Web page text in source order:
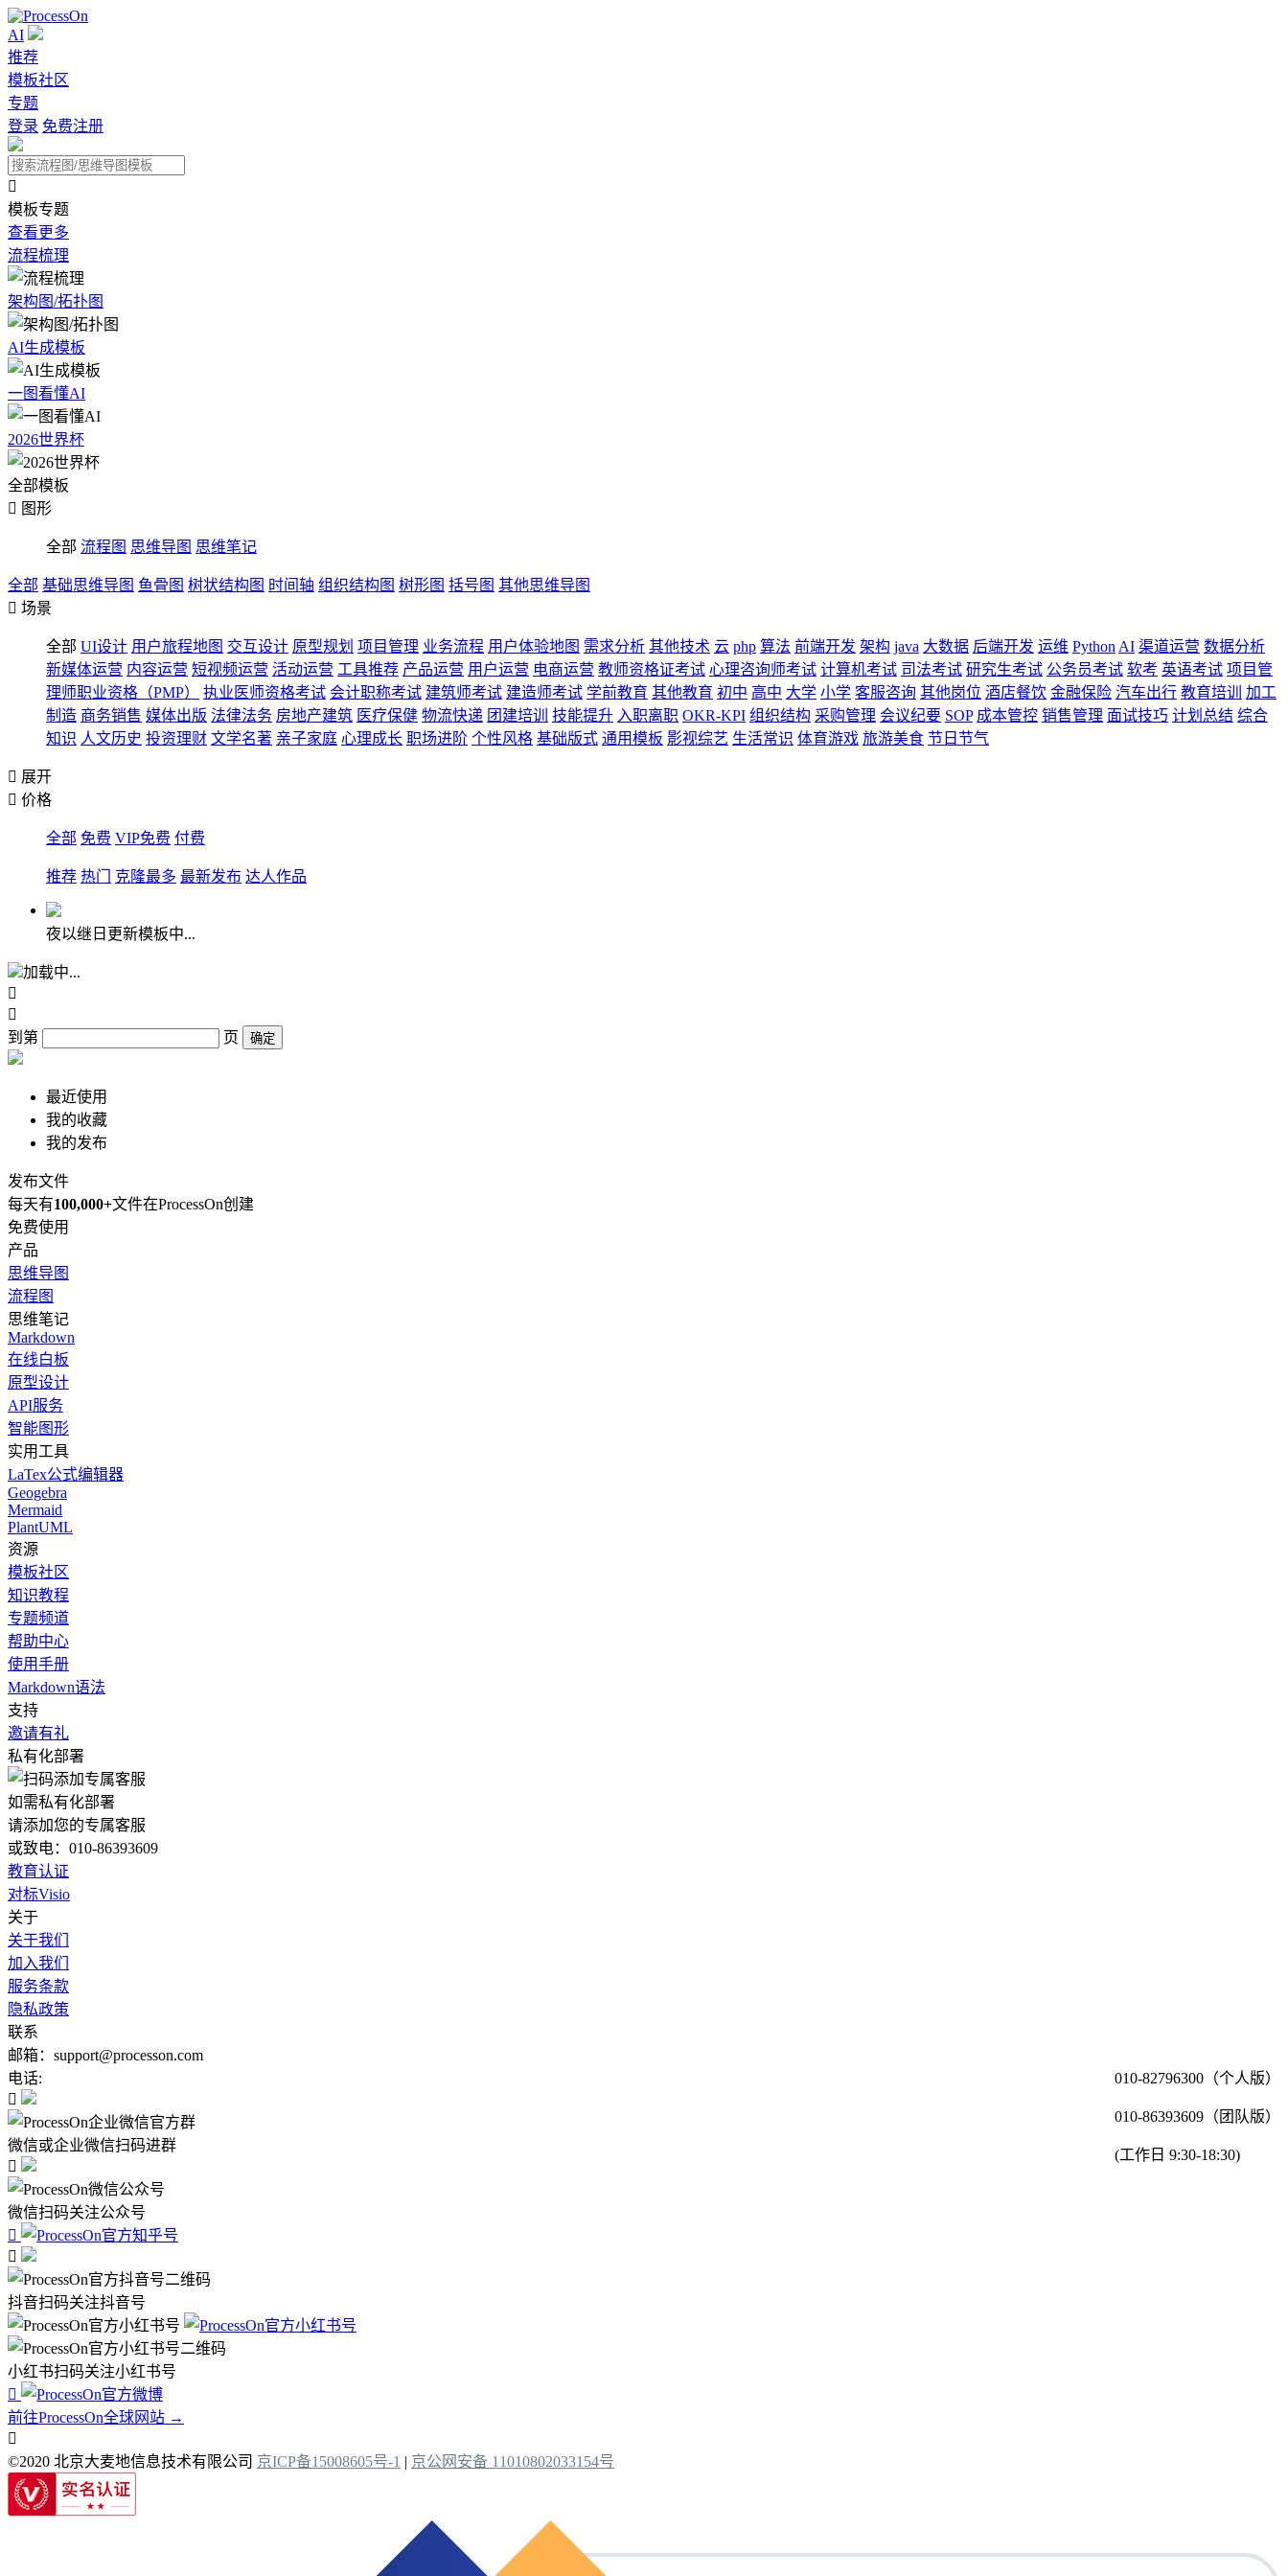
AI
推荐
模板社区
专题
登录 免费注册

模板专题
查看更多
流程梳理
架构图/拓扑图
AI生成模板
一图看懂AI
2026世界杯
全部模板
 图形
全部 流程图 思维导图 思维笔记
全部 基础思维导图 鱼骨图 树状结构图 时间轴 组织结构图 树形图 括号图 其他思维导图
 场景
全部 UI设计 用户旅程地图 交互设计 原型规划 项目管理 业务流程 用户体验地图 需求分析 其他技术 云 php 算法 前端开发 架构 java 大数据 后端开发 运维 Python AI 渠道运营 数据分析
新媒体运营 内容运营 短视频运营 活动运营 工具推荐 产品运营 用户运营 电商运营 教师资格证考试 心理咨询师考试 计算机考试 司法考试 研究生考试 公务员考试 软考 英语考试 项目管
理师职业资格（PMP）
执业医师资格考试 会计职称考试 建筑师考试 建造师考试 学前教育 其他教育 初中 高中 大学 小学 客服咨询 其他岗位 酒店餐饮 金融保险 汽车出行 教育培训
加工
制造 商务销售 媒体出版 法律法务 房地产建筑 医疗保健 物流快递 团建培训 技能提升 入职离职 OKR-KPI 组织结构 采购管理 会议纪要 SOP 成本管控 销售管理 面试技巧 计划总结 综合
知识 人文历史 投资理财 文学名著 亲子家庭 心理成长 职场进阶 个性风格 基础版式 通用模板 影视综艺 生活常识 体育游戏 旅游美食 节日节气
 展开
 价格
全部 免费 VIP免费 付费
推荐 热门 克隆最多 最新发布 达人作品
夜以继日更新模板中...
加载中...


到第
页 确定
最近使用
我的收藏
我的发布
发布文件
每天有100,000+文件在ProcessOn创建
免费使用
产品
思维导图
流程图
思维笔记
Markdown
在线白板
原型设计
API服务
智能图形
实用工具
LaTex公式编辑器
Geogebra
Mermaid
PlantUML
资源
模板社区
知识教程
专题频道
帮助中心
使用手册
Markdown语法
支持
邀请有礼
私有化部署
如需私有化部署
请添加您的专属客服
或致电：010-86393609
教育认证
对标Visio
关于
关于我们
加入我们
服务条款
隐私政策
联系
邮箱：support@processon.com
电话:
010-82796300（个人版）
010-86393609（团队版）
(工作日 9:30-18:30)

微信或企业微信扫码进群

微信扫码关注公众号


抖音扫码关注抖音号
小红书扫码关注小红书号

前往ProcessOn全球网站 →

©2020 北京大麦地信息技术有限公司 京ICP备15008605号-1 | 京公网安备 11010802033154号